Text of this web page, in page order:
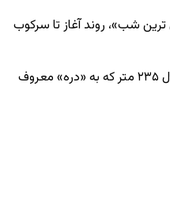
شب»، روند آغاز تا سرکوب
۲۳۵ متر که به «دره» معروف